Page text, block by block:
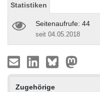
Statistiken
Seitenaufrufe: 44
seit 04.05.2018
Zugehörige